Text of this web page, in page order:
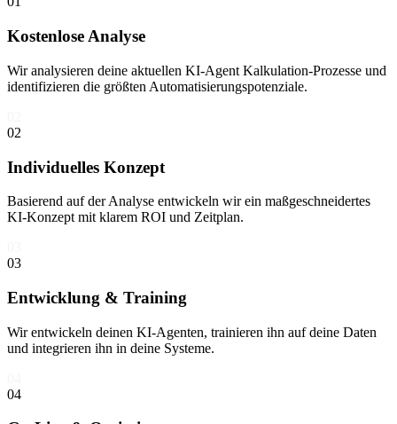
Kostenlose Analyse
Wir analysieren deine aktuellen KI-Agent Kalkulation-Prozesse und
identifizieren die größten Automatisierungspotenziale.
02
Individuelles Konzept
Basierend auf der Analyse entwickeln wir ein maßgeschneidertes
KI-Konzept mit klarem ROI und Zeitplan.
03
Entwicklung & Training
Wir entwickeln deinen KI-Agenten, trainieren ihn auf deine Daten
und integrieren ihn in deine Systeme.
04